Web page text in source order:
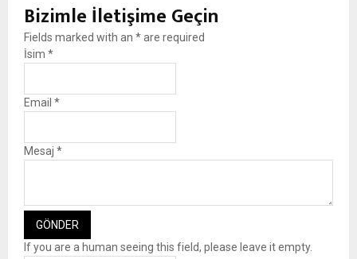
Bizimle İletişime Geçin
Fields marked with an *are required
İsim *
Email *
Mesaj *
If you are a human seeing this field, please leave it empty.